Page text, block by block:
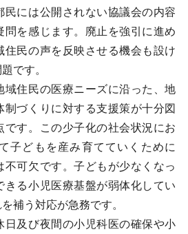
民には公開されない協議会の内容
問を感じます。廃止を強引に進め
住民の声を反映させる機会も設け
です。
住民の医療ニーズに沿った、地
制づくりに対する支援策が十分図
です。この少子化の社会状況にお
子どもを産み育てていくために
不可欠です。子どもが少なくなっ
きる小児医療基盤が弱体化してい
補う対応が急務です。
及び夜間の小児科医の確保や小